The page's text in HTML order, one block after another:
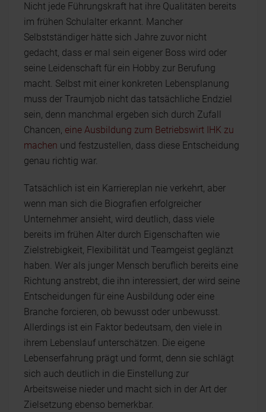
Nicht jede Führungskraft hat ihre Qualitäten bereits
im frühen Schulalter erkannt. Mancher
Selbstständiger hätte sich Jahre zuvor nicht
gedacht, dass er mal sein eigener Boss wird oder
seine Leidenschaft für ein Hobby zur Berufung
macht. Selbst mit einer konkreten Lebensplanung
muss der Traumjob nicht das tatsächliche Endziel
sein, denn manchmal ergeben sich durch Zufall
Chancen, eine Ausbildung zum Betriebswirt IHK zu
machen und festzustellen, dass diese Entscheidung
genau richtig war.
Tatsächlich ist ein Karriereplan nie verkehrt, aber
wenn man sich die Biografien erfolgreicher
Unternehmer ansieht, wird deutlich, dass viele
bereits im frühen Alter durch Eigenschaften wie
Zielstrebigkeit, Flexibilität und Teamgeist geglänzt
haben. Wer als junger Mensch beruflich bereits eine
Richtung anstrebt, die ihn interessiert, der wird seine
Entscheidungen für eine Ausbildung oder eine
Branche forcieren, ob bewusst oder unbewusst.
Allerdings ist ein Faktor bedeutsam, den viele in
ihrem Lebenslauf unterschätzen. Die eigene
Lebenserfahrung prägt und formt, denn sie schlägt
sich auch deutlich in die Einstellung zur
Arbeitsweise nieder und macht sich in der Art der
Zielsetzung ebenso bemerkbar.